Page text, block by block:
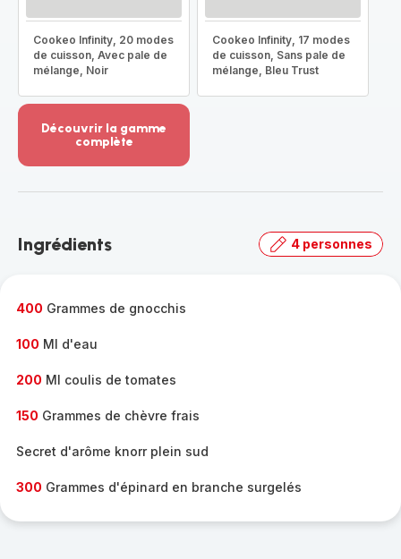
Cookeo Infinity, 20 modes
de cuisson, Avec pale de
mélange, Noir
Cookeo Infinity, 17 modes
de cuisson, Sans pale de
mélange, Bleu Trust
Découvrir la gamme
complète
-
gamme
Ingrédients 4 personnes
400 Grammes de gnocchis
100 Ml d'eau
200 Ml coulis de tomates
150 Grammes de chèvre frais
Secret d'arôme knorr plein sud
300 Grammes d'épinard en branche surgelés